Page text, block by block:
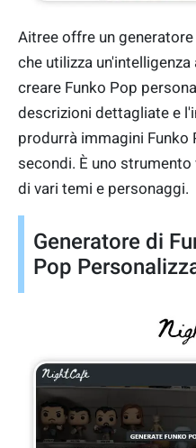
Aitree offre un
che utilizza
creare Funko Pop
descrizioni dettagliate e
produrrà immagini Funko
secondi. È uno
di vari temi e personaggi.
Generatore di
Pop